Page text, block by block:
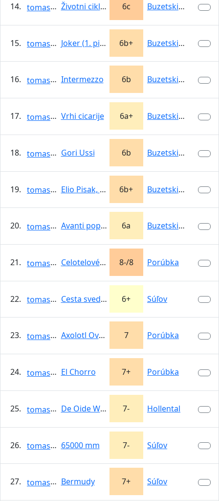
14. tomasso Životni ciklus 6c Buzetski kanjon
15. tomasso Joker (1. pitch) 6b+ Buzetski kanjon
16. tomasso Intermezzo 6b Buzetski kanjon
17. tomasso Vrhi cicarije 6a+ Buzetski kanjon
18. tomasso Gori Ussi 6b Buzetski kanjon
19. tomasso Elio Pisak, ruke stisak 6b+ Buzetski kanjon
20. tomasso Avanti popolo 6a Buzetski kanjon
21. tomasso Celotelové dolámanie 8-/8 Porúbka
22. tomasso Cesta svedkov liehovových 6+ Súľov
23. tomasso Axolotl Overkill 7 Porúbka
24. tomasso El Chorro 7+ Porúbka
25. tomasso De Oide Wurzn 7- Hollental
26. tomasso 65000 mm 7- Súľov
27. tomasso Bermudy 7+ Súľov